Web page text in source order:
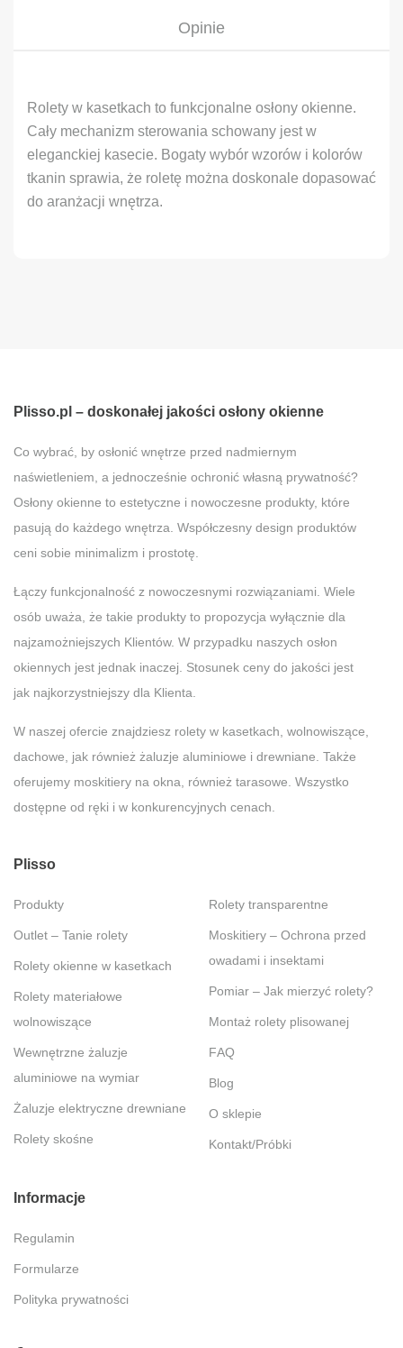
Opinie
Rolety w kasetkach to funkcjonalne osłony okienne.
Cały mechanizm sterowania schowany jest w
eleganckiej kasecie. Bogaty wybór wzorów i kolorów
tkanin sprawia, że roletę można doskonale dopasować
do aranżacji wnętrza.
Plisso.pl – doskonałej jakości osłony okienne
Co wybrać, by osłonić wnętrze przed nadmiernym
naświetleniem, a jednocześnie ochronić własną prywatność?
Osłony okienne to estetyczne i nowoczesne produkty, które
pasują do każdego wnętrza. Współczesny design produktów
ceni sobie minimalizm i prostotę.
Łączy funkcjonalność z nowoczesnymi rozwiązaniami. Wiele
osób uważa, że takie produkty to propozycja wyłącznie dla
najzamożniejszych Klientów. W przypadku naszych osłon
okiennych jest jednak inaczej. Stosunek ceny do jakości jest
jak najkorzystniejszy dla Klienta.
W naszej ofercie znajdziesz rolety w kasetkach, wolnowiszące,
dachowe, jak również żaluzje aluminiowe i drewniane. Także
oferujemy moskitiery na okna, również tarasowe. Wszystko
dostępne od ręki i w konkurencyjnych cenach.
Plisso
Produkty
Outlet – Tanie rolety
Rolety okienne w kasetkach
Rolety materiałowe
wolnowiszące
Wewnętrzne żaluzje
aluminiowe na wymiar
Żaluzje elektryczne drewniane
Rolety skośne
Rolety transparentne
Moskitiery – Ochrona przed
owadami i insektami
Pomiar – Jak mierzyć rolety?
Montaż rolety plisowanej
FAQ
Blog
O sklepie
Kontakt/Próbki
Informacje
Regulamin
Formularze
Polityka prywatności